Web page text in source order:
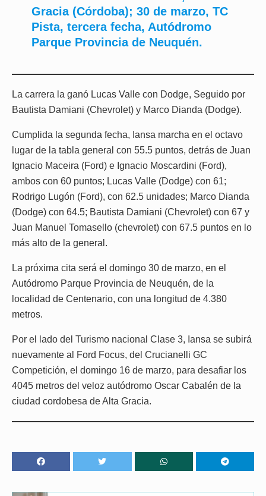
Gracia (Córdoba); 30 de marzo, TC
Pista, tercera fecha, Autódromo
Parque Provincia de Neuquén.
La carrera la ganó Lucas Valle con Dodge, Seguido por
Bautista Damiani (Chevrolet) y Marco Dianda (Dodge).
Cumplida la segunda fecha, Iansa marcha en el octavo
lugar de la tabla general con 55.5 puntos, detrás de Juan
Ignacio Maceira (Ford) e Ignacio Moscardini (Ford),
ambos con 60 puntos; Lucas Valle (Dodge) con 61;
Rodrigo Lugón (Ford), con 62.5 unidades; Marco Dianda
(Dodge) con 64.5; Bautista Damiani (Chevrolet) con 67 y
Juan Manuel Tomasello (chevrolet) con 67.5 puntos en lo
más alto de la general.
La próxima cita será el domingo 30 de marzo, en el
Autódromo Parque Provincia de Neuquén, de la
localidad de Centenario, con una longitud de 4.380
metros.
Por el lado del Turismo nacional Clase 3, Iansa se subirá
nuevamente al Ford Focus, del Crucianelli GC
Competición, el domingo 16 de marzo, para desafiar los
4045 metros del veloz autódromo Oscar Cabalén de la
ciudad cordobesa de Alta Gracia.